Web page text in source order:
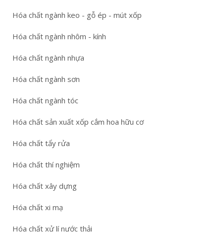
Hóa chất ngành keo - gỗ ép - mút xốp
Hóa chất ngành nhôm - kính
Hóa chất ngành nhựa
Hóa chất ngành sơn
Hóa chất ngành tóc
Hóa chất sản xuất xốp cắm hoa hữu cơ
Hóa chất tẩy rửa
Hóa chất thí nghiệm
Hóa chất xây dựng
Hóa chất xi mạ
Hóa chất xử lí nước thải